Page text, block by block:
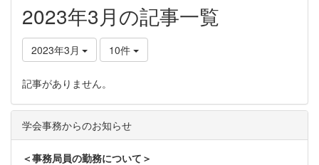
2023年3月の記事一覧
2023年3月 10件
記事がありません。
学会事務からのお知らせ
＜事務局員の勤務について＞